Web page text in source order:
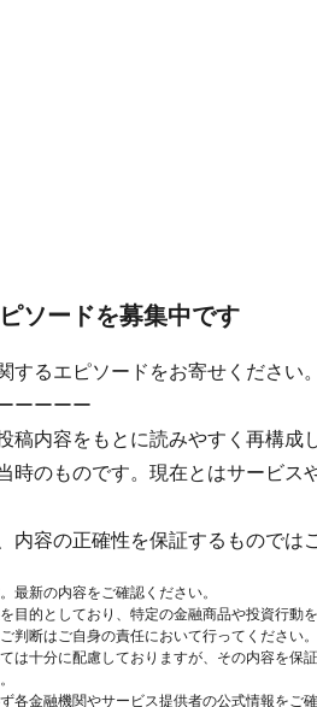
ソードを募集中です
するエピソードをお寄せください
ーーーー
稿内容をもとに読みやすく再構成
時のものです。現在とはサービス
内容の正確性を保証するものでは
最新の内容をご確認ください。
目的としており、特定の金融商品や投資行動
判断はご自身の責任において行ってください。
は十分に配慮しておりますが、その内容を保
各金融機関やサービス提供者の公式情報をご確